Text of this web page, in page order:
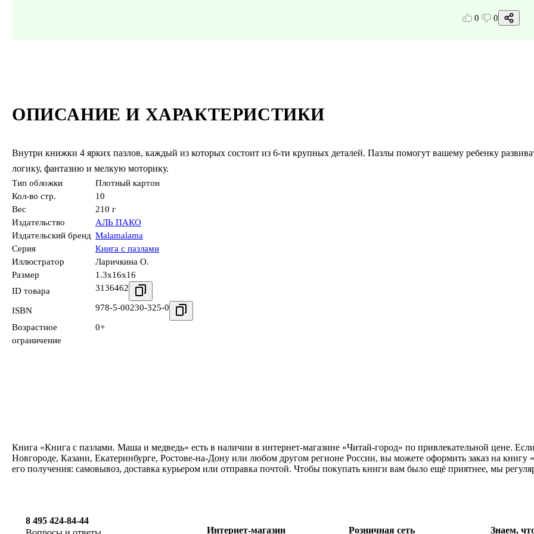
ОПИСАНИЕ И ХАРАКТЕРИСТИКИ
Внутри книжки 4 ярких пазлов, каждый из которых состоит из 6-ти крупных деталей. Пазлы помогут вашему ребенку
логику, фантазию и мелкую моторику.
Тип обложки
Плотный картон
Кол-во стр.
10
Вес
210 г
Издательство
АЛЬ ПАКО
Издательский бренд Malamalama
Серия
Книга с пазлами
Иллюстратор
Ларичкина О.
Размер
1.3x16x16
ID товара
3136462
ISBN 978-5-00230-325-0
Возрастное
ограничение
0+
0 0
Книга «Книга с пазлами. Маша и медведь» есть в наличии в интернет-магазине «Читай-город» по привлекательной цене.
Новгороде, Казани, Екатеринбурге, Ростове-на-Дону или любом другом регионе России, вы можете оформить заказ на
его получения: самовывоз, доставка курьером или отправка почтой. Чтобы покупать книги вам было ещё приятнее, мы
8 495 424-84-44
Интернет-магазин Розничная сеть Знаем,